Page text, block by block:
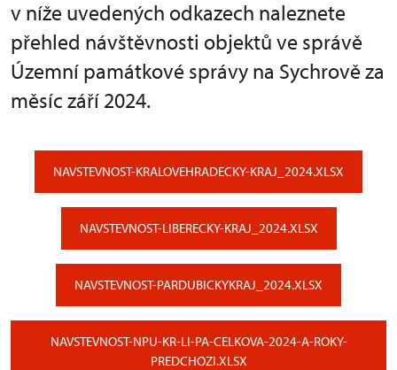
v níže uvedených odkazech naleznete
přehled návštěvnosti objektů ve správě
Územní památkové správy na Sychrově za
měsíc září 2024.
NAVSTEVNOST-KRALOVEHRADECKY-KRAJ_2024.XLSX
NAVSTEVNOST-LIBERECKY-KRAJ_2024.XLSX
NAVSTEVNOST-PARDUBICKYKRAJ_2024.XLSX
NAVSTEVNOST-NPU-KR-LI-PA-CELKOVA-2024-A-ROKY-
PREDCHOZI.XLSX